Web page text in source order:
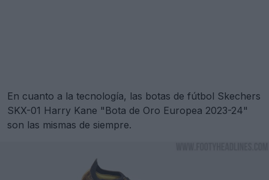
En cuanto a la tecnología, las botas de fútbol Skechers
SKX-01 Harry Kane "Bota de Oro Europea 2023-24"
son las mismas de siempre.